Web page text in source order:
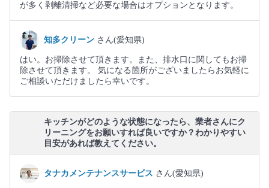
が多く剥離清掃など必要な場合はオプションとなります。
知多クリーン さん(愛知県)
はい。お掃除させて頂きます。また、排水口に関してもお掃
除させて頂きます。 気になる箇所がございましたらお気軽に
ご相談いただけましたら幸いです。
キッチンがどのような状態になったら、業者さんにク
リーニングをお願いすれば良いですか？わかりやすい
目安があれば教えてください。
タナカメンテナンスサービス さん(愛知県)